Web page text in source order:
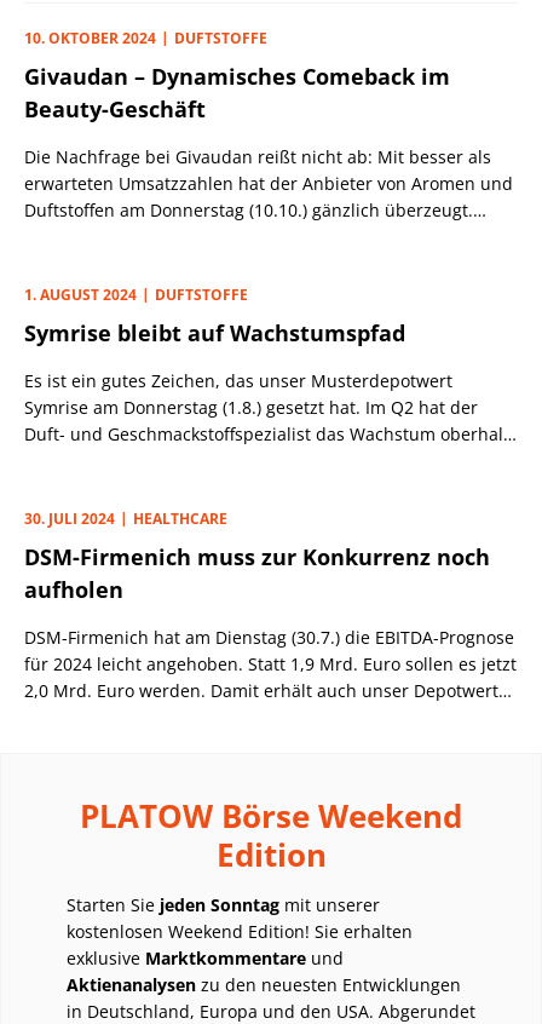
10. OKTOBER 2024 DUFTSTOFFE
Givaudan – Dynamisches Comeback im
Beauty-Geschäft
Die Nachfrage bei Givaudan reißt nicht ab: Mit besser als
erwarteten Umsatzzahlen hat der Anbieter von Aromen und
Duftstoffen am Donnerstag (10.10.) gänzlich überzeugt.
24.10.) gute Nachrichten.
1. AUGUST 2024 DUFTSTOFFE
Symrise bleibt auf Wachstumspfad
Es ist ein gutes Zeichen, das unser Musterdepotwert
Symrise am Donnerstag (1.8.) gesetzt hat. Im Q2 hat der
Duft- und Geschmackstoffspezialist das Wachstum oberhalb
30. JULI 2024 HEALTHCARE
DSM-Firmenich muss zur Konkurrenz noch
aufholen
DSM-Firmenich hat am Dienstag (30.7.) die EBITDA-Prognose
für 2024 leicht angehoben. Statt 1,9 Mrd. Euro sollen es jetzt
2,0 Mrd. Euro werden. Damit erhält auch unser Depotwert
PLATOW Börse Weekend
Edition
Starten Sie jeden Sonntag mit unserer
kostenlosen Weekend Edition! Sie erhalten
exklusive Marktkommentare und
Aktienanalysen zu den neuesten Entwicklungen
in Deutschland, Europa und den USA. Abgerundet